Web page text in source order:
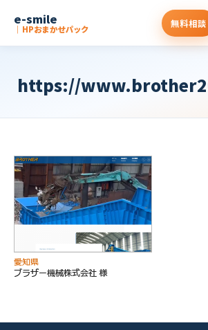
e-smile
｜HPおまかせパック 無料相談
https://